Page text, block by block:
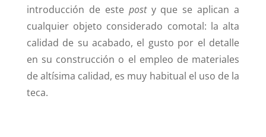
introducción de este post y que se aplican a
cualquier objeto considerado comotal: la alta
calidad de su acabado, el gusto por el detalle
en su construcción o el empleo de materiales
de altísima calidad, es muy habitual el uso de la
teca.